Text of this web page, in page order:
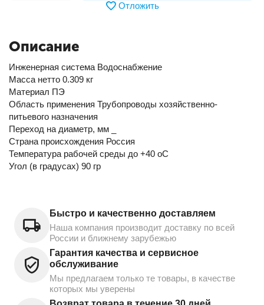
Отложить
Описание
Инженерная система Водоснабжение
Масса нетто 0.309 кг
Материал ПЭ
Область применения Трубопроводы хозяйственно-
питьевого назначения
Переход на диаметр, мм _
Страна происхождения Россия
Температура рабочей среды до +40 oC
Угол (в градусах) 90 гр
Быстро и качественно доставляем
Наша компания производит доставку по всей
России и ближнему зарубежью
Гарантия качества и сервисное
обслуживание
Мы предлагаем только те товары, в качестве
которых мы уверены